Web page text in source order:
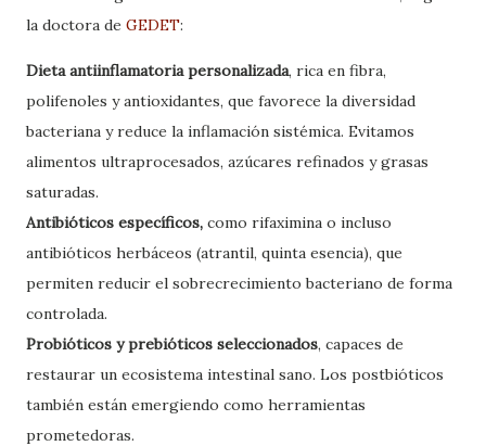
la doctora de GEDET:
Dieta antiinflamatoria personalizada, rica en fibra,
polifenoles y antioxidantes, que favorece la diversidad
bacteriana y reduce la inflamación sistémica. Evitamos
alimentos ultraprocesados, azúcares refinados y grasas
saturadas.
Antibióticos específicos, como rifaximina o incluso
antibióticos herbáceos (atrantil, quinta esencia), que
permiten reducir el sobrecrecimiento bacteriano de forma
controlada.
Probióticos y prebióticos seleccionados, capaces de
restaurar un ecosistema intestinal sano. Los postbióticos
también están emergiendo como herramientas
prometedoras.